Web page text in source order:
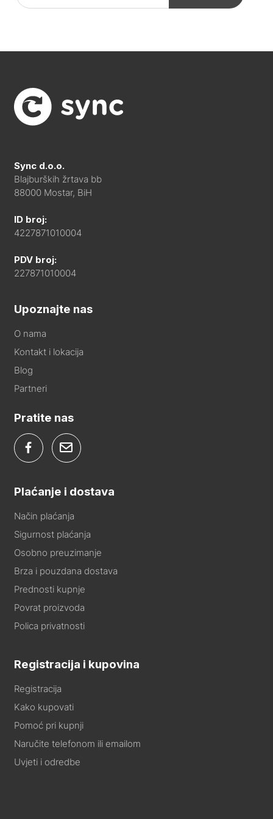
Sync d.o.o.
Blajburških žrtava bb
88000 Mostar, BiH
ID broj:
4227871010004
PDV broj:
227871010004
Upoznajte nas
O nama
Kontakt i lokacija
Blog
Partneri
Pratite nas
Plaćanje i dostava
Način plaćanja
Sigurnost plaćanja
Osobno preuzimanje
Brza i pouzdana dostava
Prednosti kupnje
Povrat proizvoda
Polica privatnosti
Registracija i kupovina
Registracija
Kako kupovati
Pomoć pri kupnji
Naručite telefonom ili emailom
Uvjeti i odredbe